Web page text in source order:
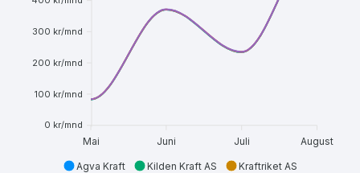
300 kr/mnd
200 kr/mnd
100 kr/mnd
0 kr/mnd
Mai Juni Juli August
Agva Kraft Kilden Kraft AS
Kraftriket AS